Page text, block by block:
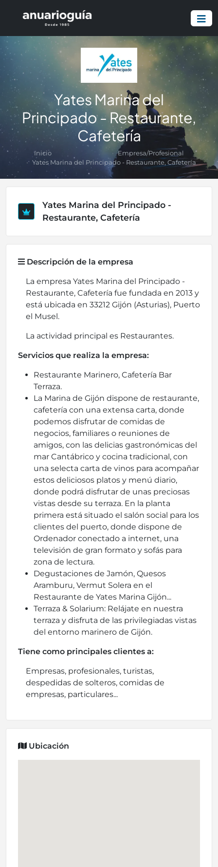
Yates Marina del
Principado - Restaurante,
Cafetería
Inicio
Empresa/Profesional
Yates Marina del Principado - Restaurante, Cafetería
Yates Marina del Principado -
Restaurante, Cafetería
Descripción de la empresa
La empresa Yates Marina del Principado -
Restaurante, Cafetería fue fundada en 2013 y
está ubicada en 33212 Gijón (Asturias), Puerto
el Musel.
La actividad principal es Restaurantes.
Servicios que realiza la empresa:
Restaurante Marinero, Cafetería Bar
Terraza.
La Marina de Gijón dispone de restaurante,
cafetería con una extensa carta, donde
podemos disfrutar de comidas de
negocios, familiares o reuniones de
amigos, con las delicias gastronómicas del
mar Cantábrico y cocina tradicional, con
una selecta carta de vinos para acompañar
estos deliciosos platos y menú diario,
donde podrá disfrutar de unas preciosas
vistas desde su terraza. En la planta
primera está situado el salón social para los
clientes del puerto, donde dispone de
Ordenador conectado a internet, una
televisión de gran formato y sofás para
zona de lectura.
Degustaciones de Jamón, Quesos
Aramburu, Vermut Solera en el
Restaurante de Yates Marina Gijón...
Terraza & Solarium: Relájate en nuestra
terraza y disfruta de las privilegiadas vistas
del entorno marinero de Gijón.
Tiene como principales clientes a:
Empresas, profesionales, turistas,
despedidas de solteros, comidas de
empresas, particulares...
Ubicación